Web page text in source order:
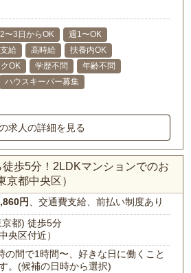
〜3日からOK
週1〜OK
給 高時給
扶養内OK
OK 学歴不問
年齢不問
ハウスキーパー募集
求人の詳細を見る
歩5分！2LDKマンションでのお
京都中央区）
円、交通費支給、前払い制度あり
京都) 徒歩5分
央区付近）
の間で1時間〜、好きな日に働くこと
。(候補の日時から選択)